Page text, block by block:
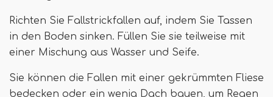
Richten Sie Fallstrickfallen auf, indem Sie Tassen
in den Boden sinken. Füllen Sie sie teilweise mit
einer Mischung aus Wasser und Seife.
Sie können die Fallen mit einer gekrümmten Fliese
bedecken oder ein wenig Dach bauen, um Regen